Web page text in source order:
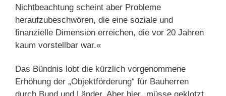
Nichtbeachtung scheint aber Probleme
heraufzubeschwören, die eine soziale und
finanzielle Dimension erreichen, die vor 20 Jahren
kaum vorstellbar war.«
Das Bündnis lobt die kürzlich vorgenommene
Erhöhung der „Objektförderung“ für Bauherren